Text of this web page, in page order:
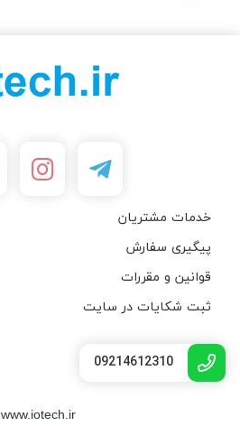
خدمات مشتریان
پیگیری سفارش
قوانین و مقررات
ثبت شکایات در سایت
09214612310
www.iotech.ir